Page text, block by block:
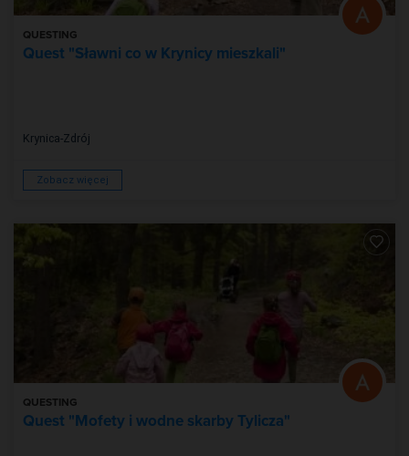
QUESTING
Quest "Sławni co w Krynicy mieszkali"
Krynica-Zdrój
Zobacz więcej
QUESTING
Quest "Mofety i wodne skarby Tylicza"